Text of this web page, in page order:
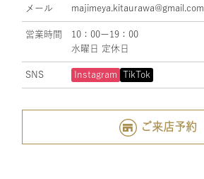
メール majimeya.kitaurawa@gmail.com
営業時間
10：00ー19：00
水曜日 定休日
SNS Instagram TikTok
ご来店予約